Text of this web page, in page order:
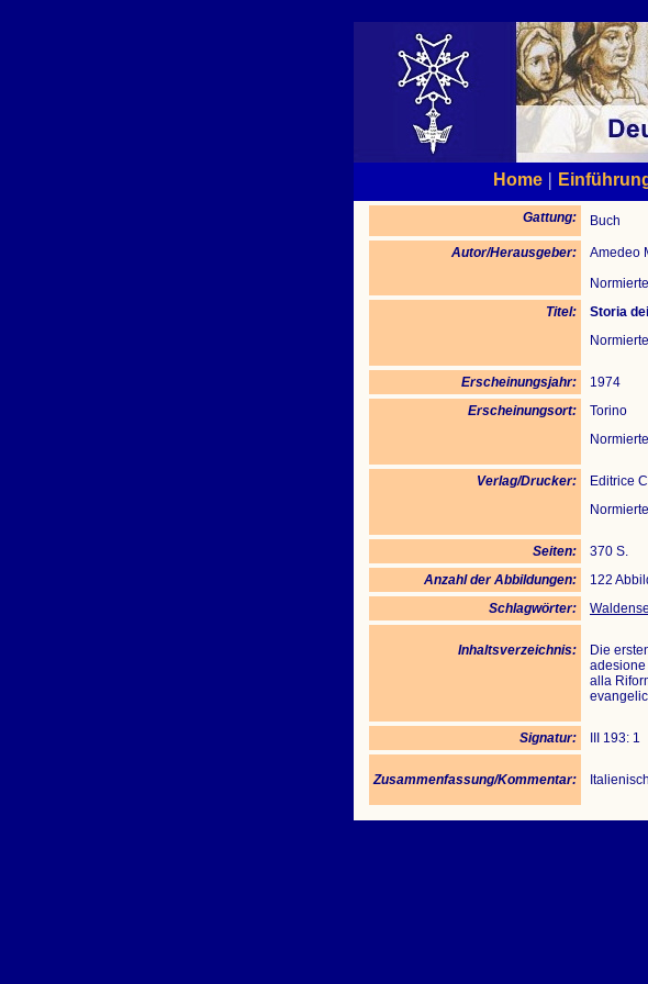
Home |
Gattung: Buch
Autor/Herausgeber:
Amedeo
Titel:
Storia
Erscheinungsjahr:
1974
Erscheinungsort:
Torino
Verlag/Drucker:
Editrice
Seiten:
370 S.
Anzahl der Abbildungen:
122
Schlagwörter:
Inhaltsverzeichnis:
Die
adesione
alla
Signatur: III 193: 1
Zusammenfassung/Kommentar: